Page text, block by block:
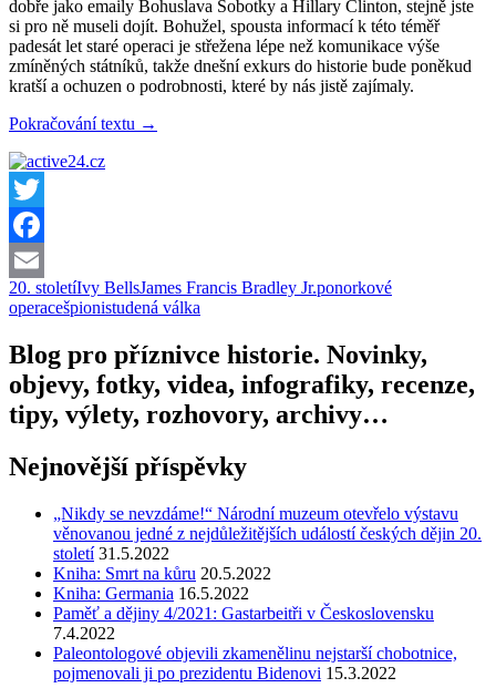
dobře jako emaily Bohuslava Sobotky a Hillary Clinton, stejně jste
si pro ně museli dojít. Bohužel, spousta informací k této téměř
padesát let staré operaci je střežena lépe než komunikace výše
zmíněných státníků, takže dnešní exkurs do historie bude poněkud
kratší a ochuzen o podrobnosti, které by nás jistě zajímaly.
Pokračování textu Operace
→
Twitter
Facebook
Email
20. stoletíIvy BellsJames Francis Bradley Jr.ponorkové
operacešpionistudená válka
Blog pro příznivce historie. Novinky,
objevy, fotky, videa, infografiky, recenze,
tipy, výlety, rozhovory, archivy…
Nejnovější příspěvky
„Nikdy se nevzdáme!“ Národní muzeum otevřelo výstavu
věnovanou jedné z nejdůležitějších událostí českých dějin 20.
století 31.5.2022
Kniha: Smrt na kůru 20.5.2022
Kniha: Germania 16.5.2022
Paměť a dějiny 4/2021: Gastarbeitři v Československu
7.4.2022
Paleontologové objevili zkamenělinu nejstarší chobotnice,
pojmenovali ji po prezidentu Bidenovi 15.3.2022